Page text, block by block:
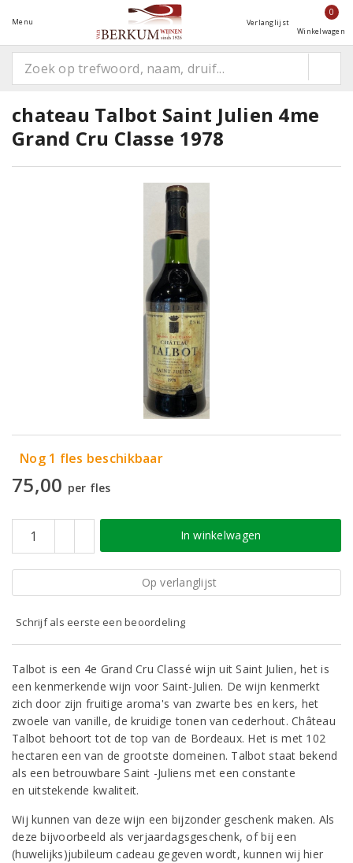
Menu Verlanglijst
0
Winkelwagen
chateau Talbot Saint Julien 4me
Grand Cru Classe 1978
Nog 1 fles beschikbaar
75,00 per fles
In winkelwagen
Op verlanglijst
Schrijf als eerste een beoordeling
Talbot is een 4e Grand Cru Classé wijn uit Saint Julien, het is
een kenmerkende wijn voor Saint-Julien. De wijn kenmerkt
zich door zijn fruitige aroma's van zwarte bes en kers, het
zwoele van vanille, de kruidige tonen van cederhout. Château
Talbot behoort tot de top van de Bordeaux. Het is met 102
hectaren een van de grootste domeinen. Talbot staat bekend
als een betrouwbare Saint -Juliens met een constante
en uitstekende kwaliteit.
Wij kunnen van deze wijn een bijzonder geschenk maken. Als
deze bijvoorbeeld als verjaardagsgeschenk, of bij een
(huwelijks)jubileum cadeau gegeven wordt, kunnen wij hier